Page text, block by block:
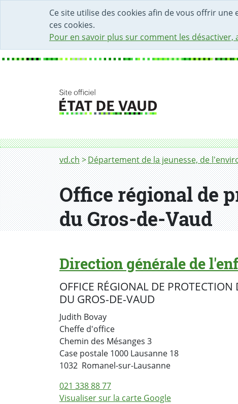
Ce site utilise des cookies afin de vous offrir
ces cookies.
Pour en savoir plus sur comment les
DÉBUT DU CONTENU DE LA PAGE
ACCÈS AU CHAMP DE RECHERCHE
PAGE D'ACCUEIL
FORMULAIRE DE CONTACT
Fil d'Ariane
vd.ch Département de la jeunesse, de
ORPM Couronne et GdV
Office régional de
du Gros-de-Vaud
Direction générale de
OFFICE RÉGIONAL DE
DU GROS-DE-VAUD
Judith Bovay
Cheffe d'office
Chemin des Mésanges 3
Case postale 1000 Lausanne 18
1032 Romanel-sur-LausanneSuisse
021 338 88 77
Visualiser sur la carte Google